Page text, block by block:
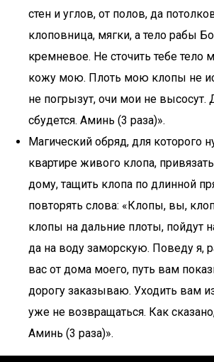
стен и углов, от полов, да
клоповница, мягки, а тело рабы
кремневое. Не сточить тебе тело
кожу мою. Плоть мою клопы не
не погрызут, очи мои не высосут.
сбудется. Аминь (3 раза)».
Магический обряд, для которого
квартире живого клопа,
дому, тащить клопа по длинной
повторять слова: «Клопы, вы,
клопы на дальние плоты, пойдут
да на воду заморскую. Поведу я,
вас от дома моего, путь вам
дорогу заказываю. Уходить вам
уже не возвращаться. Как
Аминь (3 раза)».